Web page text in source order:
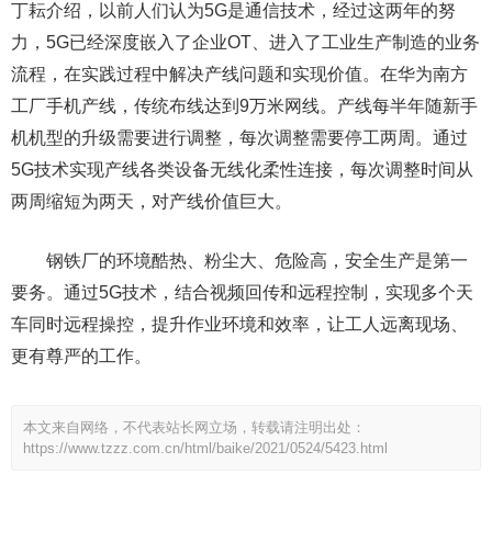
丁耘介绍，以前人们认为5G是通信技术，经过这两年的努
力，5G已经深度嵌入了企业OT、进入了工业生产制造的业务
流程，在实践过程中解决产线问题和实现价值。在华为南方
工厂手机产线，传统布线达到9万米网线。产线每半年随新手
机机型的升级需要进行调整，每次调整需要停工两周。通过
5G技术实现产线各类设备无线化柔性连接，每次调整时间从
两周缩短为两天，对产线价值巨大。
钢铁厂的环境酷热、粉尘大、危险高，安全生产是第一
要务。通过5G技术，结合视频回传和远程控制，实现多个天
车同时远程操控，提升作业环境和效率，让工人远离现场、
更有尊严的工作。
本文来自网络，不代表站长网立场，转载请注明出处：
https://www.tzzz.com.cn/html/baike/2021/0524/5423.html